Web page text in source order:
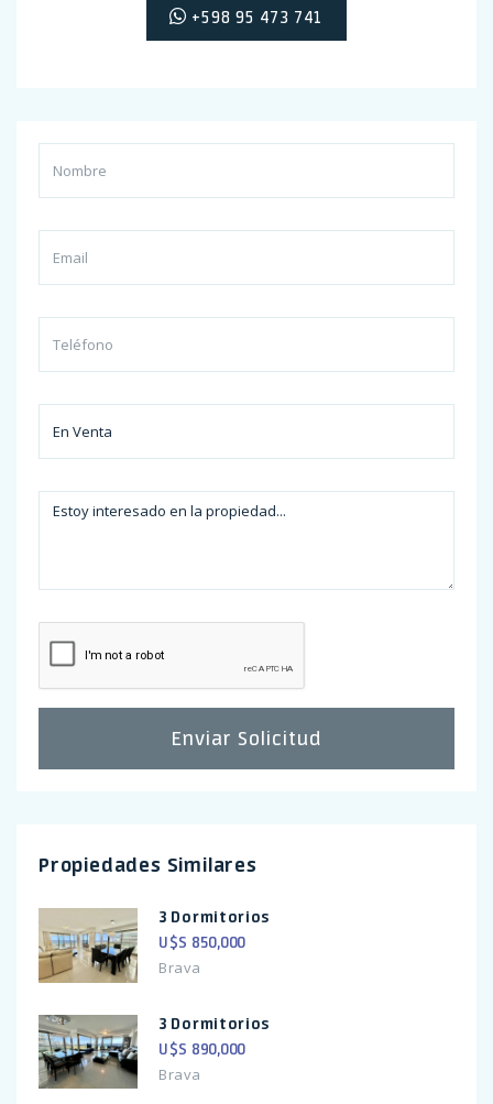
+598 95 473 741
Enviar Solicitud
Propiedades Similares
3 Dormitorios
U$S 850,000
Brava
3 Dormitorios
U$S 890,000
Brava